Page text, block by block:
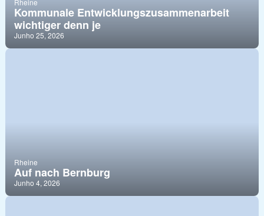
Rheine
Kommunale Entwicklungszusammenarbeit
wichtiger denn je
Junho 25, 2026
Rheine
Auf nach Bernburg
Junho 4, 2026